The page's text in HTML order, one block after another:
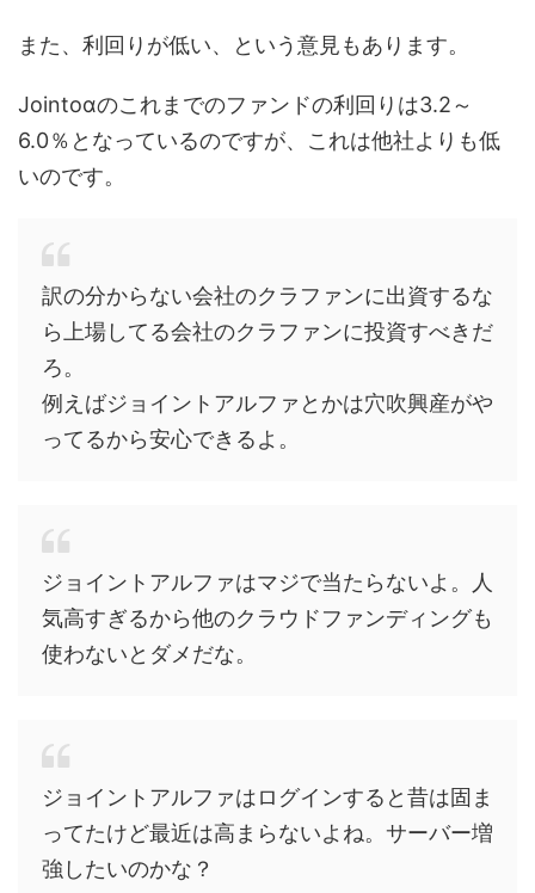
また、利回りが低い、という意見もあります。
Jointoαのこれまでのファンドの利回りは3.2～
6.0％となっているのですが、これは他社よりも低
いのです。
訳の分からない会社のクラファンに出資するな
ら上場してる会社のクラファンに投資すべきだ
ろ。
例えばジョイントアルファとかは穴吹興産がや
ってるから安心できるよ。
ジョイントアルファはマジで当たらないよ。人
気高すぎるから他のクラウドファンディングも
使わないとダメだな。
ジョイントアルファはログインすると昔は固ま
ってたけど最近は高まらないよね。サーバー増
強したいのかな？